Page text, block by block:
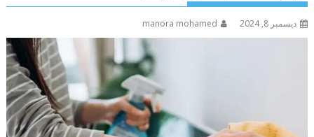
ديسمبر 8, 2024 manora mohamed